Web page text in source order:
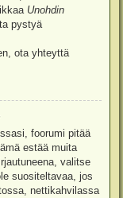
Unohdin
pystyä
ota yhteyttä
foorumi pitää
estää muita
valitse
suositeltavaa, jos
nettikahvilassa